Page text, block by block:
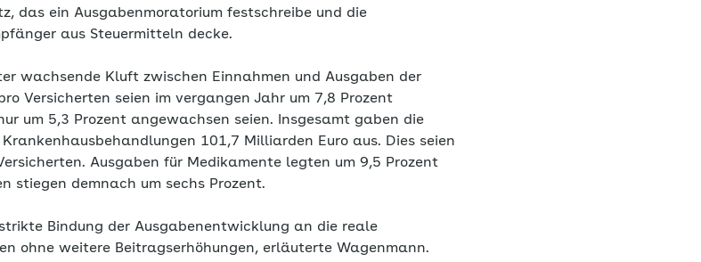
das ein Ausgabenmoratorium festschreibe und die
aus Steuermitteln decke.
wachsende Kluft zwischen Einnahmen und Ausgaben der
Versicherten seien im vergangen Jahr um 7,8 Prozent
um 5,3 Prozent angewachsen seien. Insgesamt gaben die
101,7 Milliarden Euro aus. Dies seien
Ausgaben für Medikamente legten um 9,5 Prozent
stiegen demnach um sechs Prozent.
Bindung der Ausgabenentwicklung an die reale
ohne weitere Beitragserhöhungen, erläuterte Wagenmann.